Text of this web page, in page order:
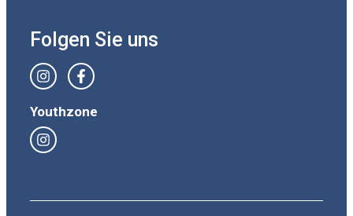
Folgen Sie uns
Youthzone